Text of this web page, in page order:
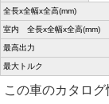
全長x全幅x全高(mm)
室内 全長x全幅x全高(mm)
最高出力
最大トルク
この車のカタログ